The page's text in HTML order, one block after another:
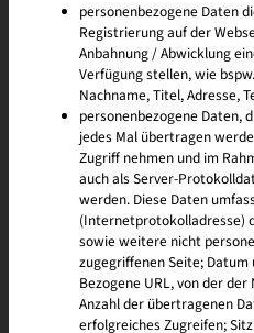
Die perfekte Fläche
personenbezogene Daten
Registrierung auf der
Anbahnung / Abwicklung
Verfügung stellen, wie
Nachname, Titel, Adresse,
personenbezogene Daten,
jedes Mal übertragen
Zugriff nehmen und im
auch als Server-
werden. Diese Daten
(Internetprotokolladresse)
sowie weitere nicht
zugegriffenen Seite; Datum
Bezogene URL, von der
Anzahl der übertragenen
erfolgreiches Zugreifen;